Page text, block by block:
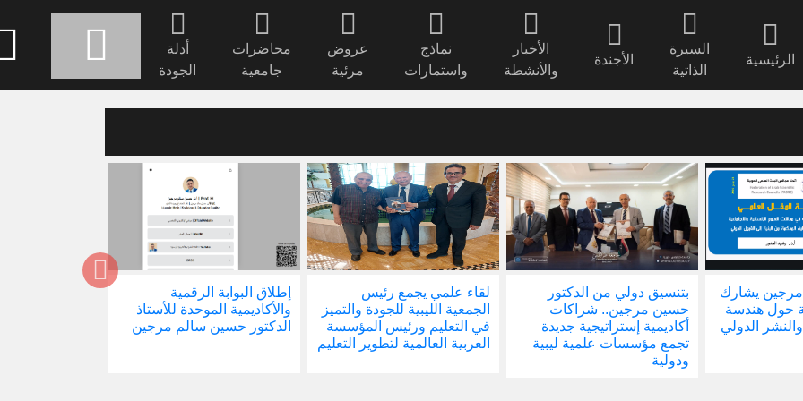
الرئيسية
السيرة
الذاتية
الأجندة
الأخبار
والأنشطة
نماذج
واستمارات
عروض
مرئية
محاضرات
جامعية
أدلة
الجودة
مرجين يشارك
حول هندسة
الدولي
بتنسيق دولي من الدكتور
حسين مرجين.. شراكات
أكاديمية إستراتيجية جديدة
تجمع مؤسسات علمية ليبية
ودولية
لقاء علمي يجمع رئيس
الجمعية الليبية للجودة والتميز
في التعليم ورئيس المؤسسة
العربية العالمية لتطوير التعليم
إطلاق البوابة الرقمية
والأكاديمية الموحدة للأستاذ
الدكتور حسين سالم مرجين